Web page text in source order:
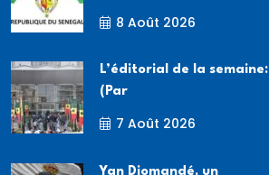
8 Août 2026
L’éditorial de la semaine:
(Par
7 Août 2026
Yan Diomandé, un